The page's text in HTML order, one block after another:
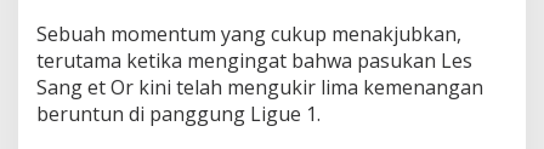
Sebuah momentum yang cukup menakjubkan,
terutama ketika mengingat bahwa pasukan Les
Sang et Or kini telah mengukir lima kemenangan
beruntun di panggung Ligue 1.